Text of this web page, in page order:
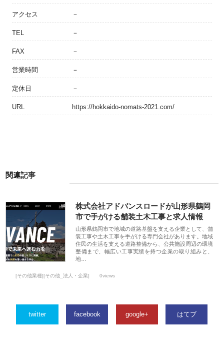
アクセス －
TEL －
FAX －
営業時間 －
定休日 －
URL https://hokkaido-nomats-2021.com/
関連記事
株式会社アドバンスロードが山形県鶴岡
市で手がける舗装土木工事と求人情報
山形県鶴岡市で地域の道路基盤を支える企業として、舗
装工事や土木工事を手がける専門会社があります。地域
住民の生活を支える道路整備から、公共施設周辺の環境
整備まで、幅広い工事実績を持つ企業の取り組みと、
地…
[その他業種][その他_法人・企業] 0views
twitter facebook google+ はてブ